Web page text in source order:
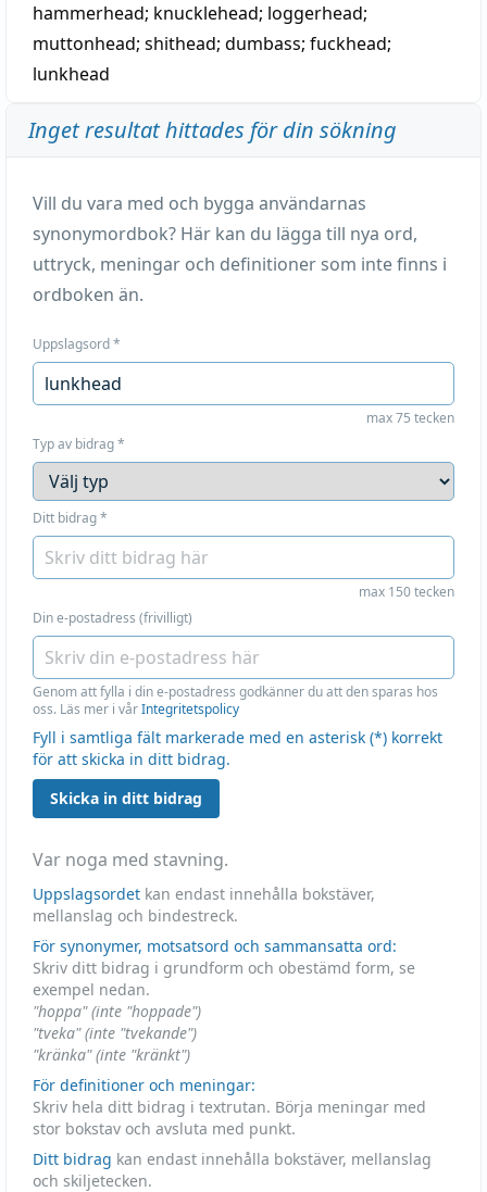
hammerhead; knucklehead; loggerhead;
muttonhead; shithead; dumbass; fuckhead;
lunkhead
Inget resultat hittades för din sökning
Vill du vara med och bygga användarnas
synonymordbok? Här kan du lägga till nya ord,
uttryck, meningar och definitioner som inte finns i
ordboken än.
Uppslagsord*
max 75 tecken
Typ av bidrag*
Ditt bidrag*
max 150 tecken
Din e-postadress (frivilligt)
Genom att fylla i din e-postadress godkänner du att den sparas hos
oss. Läs mer i vårIntegritetspolicy
Fyll i samtliga fält markerade med en asterisk (*) korrekt
för att skicka in ditt bidrag.
Skicka in ditt bidrag
Var noga med stavning.
Uppslagsordet kan endast innehålla bokstäver,
mellanslag och bindestreck.
För synonymer, motsatsord och sammansatta ord:
Skriv ditt bidrag i grundform och obestämd form, se
exempel nedan.
"hoppa" (inte "hoppade")
"tveka" (inte "tvekande")
"kränka" (inte "kränkt")
För definitioner och meningar:
Skriv hela ditt bidrag i textrutan. Börja meningar med
stor bokstav och avsluta med punkt.
Ditt bidrag kan endast innehålla bokstäver, mellanslag
och skiljetecken.